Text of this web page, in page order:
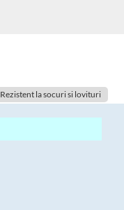
Rezistent la socuri si lovituri